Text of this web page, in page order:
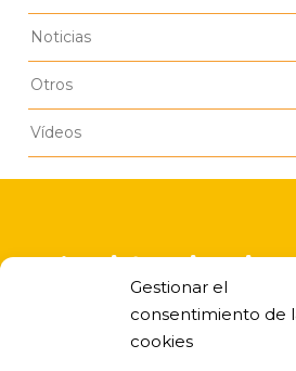
Gestionar el
consentimiento de
cookies
Noticias
Otros
Vídeos
A asistencia
escola infantil